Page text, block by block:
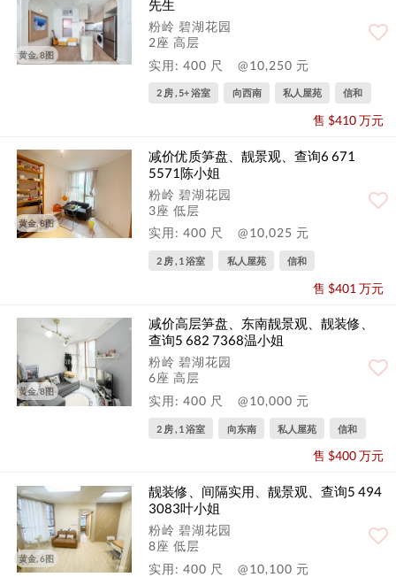
黄金, 8图
先生
粉岭 碧湖花园
2座 高层
实用: 400 尺
@10,250 元
2 房 , 5+ 浴室 向西南 私人屋苑 信和
售 $410 万元
黄金, 8图
减价优质笋盘、靓景观、查询6 671
5571陈小姐
粉岭 碧湖花园
3座 低层
实用: 400 尺
@10,025 元
2 房 , 1 浴室 私人屋苑 信和
售 $401 万元
黄金, 8图
减价高层笋盘、东南靓景观、靓装修、
查询5 682 7368温小姐
粉岭 碧湖花园
6座 高层
实用: 400 尺
@10,000 元
2 房 , 1 浴室 向东南 私人屋苑 信和
售 $400 万元
黄金, 6图
靓装修、间隔实用、靓景观、查询5 494
3083叶小姐
粉岭 碧湖花园
8座 低层
实用: 400 尺
@10,100 元